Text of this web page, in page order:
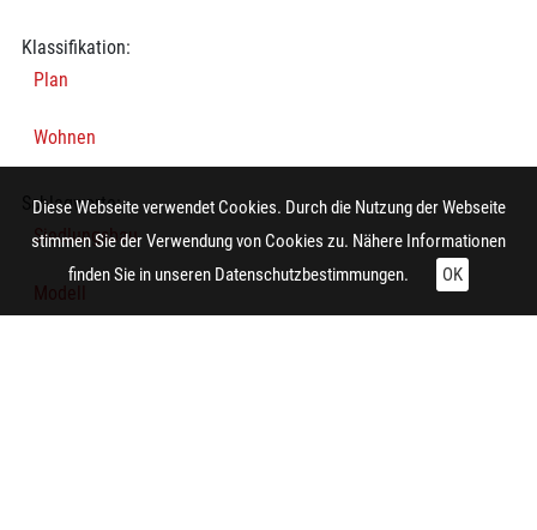
Klassifikation:
Plan
Wohnen
Schlagworte:
Siedlungsbau
Diese Webseite verwendet Cookies. Durch die Nutzung der Webseite
stimmen Sie der Verwendung von Cookies zu. Nähere Informationen
finden Sie in unseren Datenschutzbestimmungen. OK